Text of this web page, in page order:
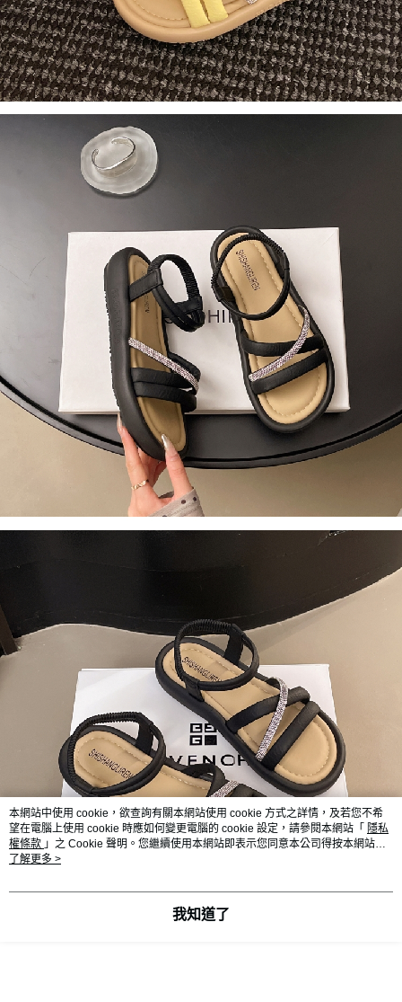
本網站中使用 cookie，欲查詢有關本網站使用 cookie 方式之詳情，及若您不希
望在電腦上使用 cookie 時應如何變更電腦的 cookie 設定，請參閱本網站「 隱私
權條款 」之 Cookie 聲明。您繼續使用本網站即表示您同意本公司得按本網站使
用條款之 Cookie 聲明使用 cookie。
了解更多 >
我知道了